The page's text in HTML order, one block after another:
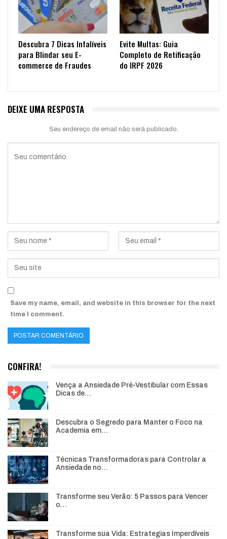
Descubra 7 Dicas Infalíveis
para Blindar seu E-
commerce de Fraudes
Evite Multas: Guia
Completo de Retificação
do IRPF 2026
DEIXE UMA RESPOSTA
Seu endereço de email não será publicado.
Save my name, email, and website in this browser for the next
time I comment.
CONFIRA!
Vença a Ansiedade Pré-Vestibular com Essas
Dicas de…
Descubra o Segredo para Manter o Foco na
Academia em…
Técnicas Transformadoras para Controlar a
Ansiedade no…
Transforme seu Verão: 5 Passos para Vencer
o…
Transforme sua Vida: Estrategias Imperdíveis